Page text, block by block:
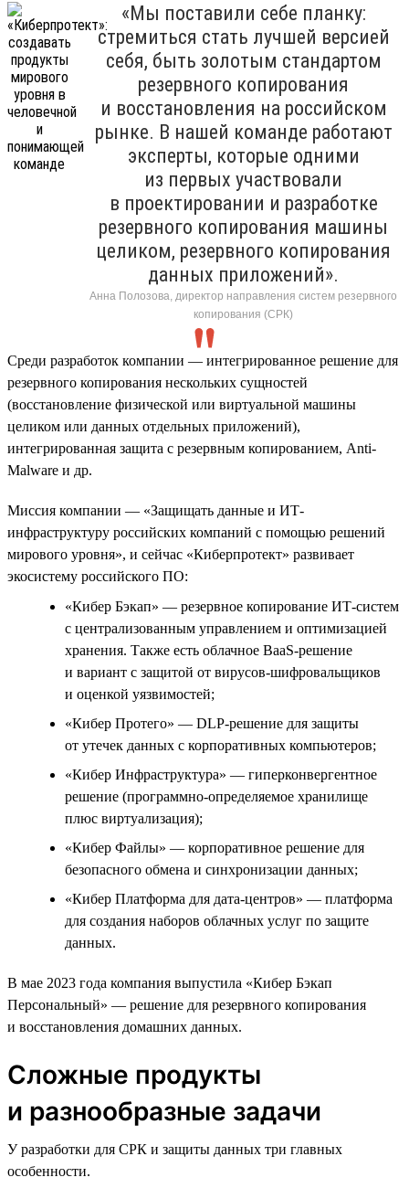
«Мы поставили себе планку:
стремиться стать лучшей версией
себя, быть золотым стандартом
резервного копирования
и восстановления на российском
рынке. В нашей команде работают
эксперты, которые одними
из первых участвовали
в проектировании и разработке
резервного копирования машины
целиком, резервного копирования
данных приложений».
Анна Полозова, директор направления систем резервного
копирования (СРК)
Среди разработок компании — интегрированное решение для
резервного копирования нескольких сущностей
(восстановление физической или виртуальной машины
целиком или данных отдельных приложений),
интегрированная защита с резервным копированием, Anti-
Malware и др.
Миссия компании — «Защищать данные и ИТ-
инфраструктуру российских компаний с помощью решений
мирового уровня», и сейчас «Киберпротект» развивает
экосистему российского ПО:
«Кибер Бэкап» — резервное копирование ИТ-систем
с централизованным управлением и оптимизацией
хранения. Также есть облачное BaaS-решение
и вариант с защитой от вирусов-шифровальщиков
и оценкой уязвимостей;
«Кибер Протего» — DLP-решение для защиты
от утечек данных с корпоративных компьютеров;
«Кибер Инфраструктура» — гиперконвергентное
решение (программно-определяемое хранилище
плюс виртуализация);
«Кибер Файлы» — корпоративное решение для
безопасного обмена и синхронизации данных;
«Кибер Платформа для дата-центров» — платформа
для создания наборов облачных услуг по защите
данных.
В мае 2023 года компания выпустила «Кибер Бэкап
Персональный» — решение для резервного копирования
и восстановления домашних данных.
Сложные продукты
и разнообразные задачи
У разработки для СРК и защиты данных три главных
особенности.